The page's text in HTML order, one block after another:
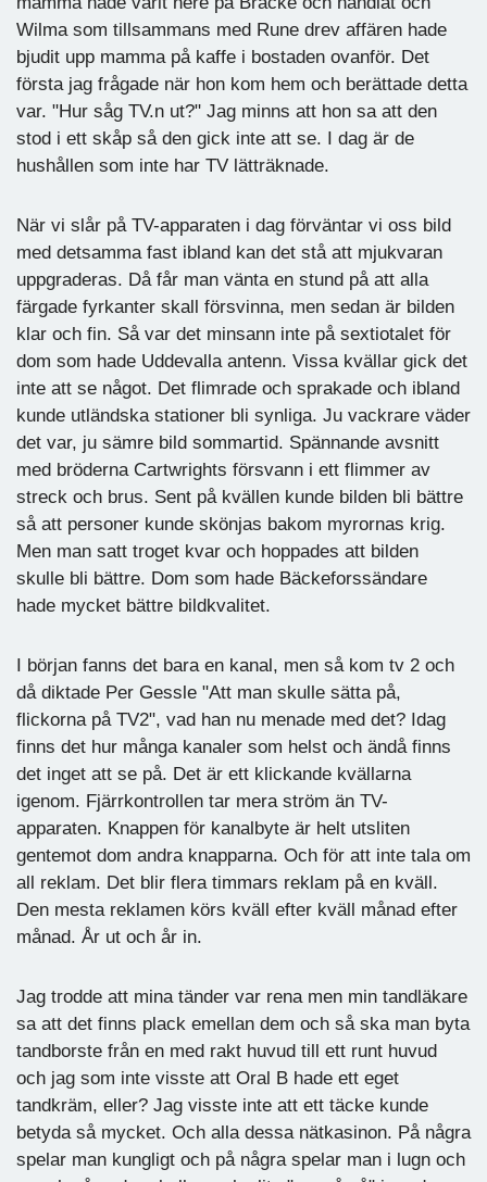
Wilma som tillsammans med Rune drev affären hade
bjudit upp mamma på kaffe i bostaden ovanför. Det
första jag frågade när hon kom hem och berättade detta
var. "Hur såg TV.n ut?" Jag minns att hon sa att den
stod i ett skåp så den gick inte att se. I dag är de
hushållen som inte har TV lätträknade.
När vi slår på TV-apparaten i dag förväntar vi oss bild
med detsamma fast ibland kan det stå att mjukvaran
uppgraderas. Då får man vänta en stund på att alla
färgade fyrkanter skall försvinna, men sedan är bilden
klar och fin. Så var det minsann inte på sextiotalet för
dom som hade Uddevalla antenn. Vissa kvällar gick det
inte att se något. Det flimrade och sprakade och ibland
kunde utländska stationer bli synliga. Ju vackrare väder
det var, ju sämre bild sommartid. Spännande avsnitt
med bröderna Cartwrights försvann i ett flimmer av
streck och brus. Sent på kvällen kunde bilden bli bättre
så att personer kunde skönjas bakom myrornas krig.
Men man satt troget kvar och hoppades att bilden
skulle bli bättre. Dom som hade Bäckeforssändare
hade mycket bättre bildkvalitet.
I början fanns det bara en kanal, men så kom tv 2 och
då diktade Per Gessle "Att man skulle sätta på,
flickorna på TV2", vad han nu menade med det? Idag
finns det hur många kanaler som helst och ändå finns
det inget att se på. Det är ett klickande kvällarna
igenom. Fjärrkontrollen tar mera ström än TV-
apparaten. Knappen för kanalbyte är helt utsliten
gentemot dom andra knapparna. Och för att inte tala om
all reklam. Det blir flera timmars reklam på en kväll.
Den mesta reklamen körs kväll efter kväll månad efter
månad. År ut och år in.
Jag trodde att mina tänder var rena men min tandläkare
sa att det finns plack emellan dem och så ska man byta
tandborste från en med rakt huvud till ett runt huvud
och jag som inte visste att Oral B hade ett eget
tandkräm, eller? Jag visste inte att ett täcke kunde
betyda så mycket. Och alla dessa nätkasinon. På några
spelar man kungligt och på några spelar man i lugn och